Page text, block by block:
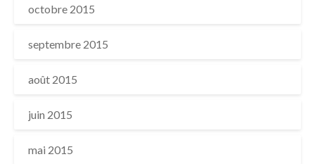
octobre 2015
septembre 2015
août 2015
juin 2015
mai 2015